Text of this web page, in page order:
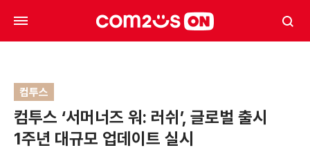
컴투스
컴투스 ‘서머너즈 워: 러쉬’, 글로벌 출시
1주년 대규모 업데이트 실시